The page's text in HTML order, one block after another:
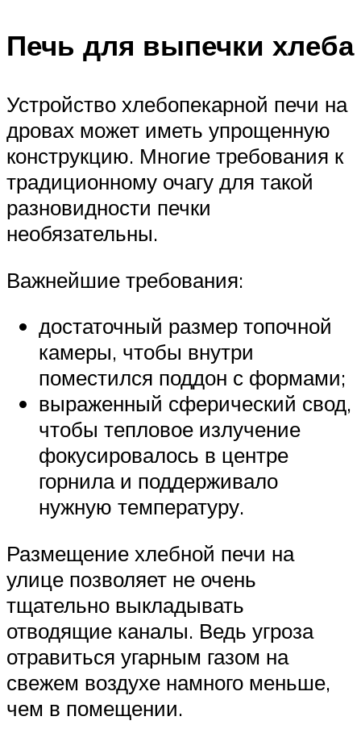
Печь для выпечки хлеба
Устройство хлебопекарной печи на
дровах может иметь упрощенную
конструкцию. Многие требования к
традиционному очагу для такой
разновидности печки
необязательны.
Важнейшие требования:
достаточный размер топочной
камеры, чтобы внутри
поместился поддон с формами;
выраженный сферический свод,
чтобы тепловое излучение
фокусировалось в центре
горнила и поддерживало
нужную температуру.
Размещение хлебной печи на
улице позволяет не очень
тщательно выкладывать
отводящие каналы. Ведь угроза
отравиться угарным газом на
свежем воздухе намного меньше,
чем в помещении.